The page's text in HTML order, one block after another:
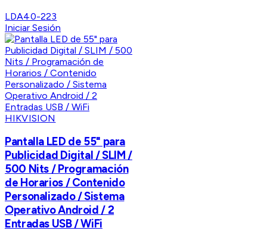
LDA40-223
Iniciar Sesión
HIKVISION
Pantalla LED de 55" para
Publicidad Digital / SLIM /
500 Nits / Programación
de Horarios / Contenido
Personalizado / Sistema
Operativo Android / 2
Entradas USB / WiFi